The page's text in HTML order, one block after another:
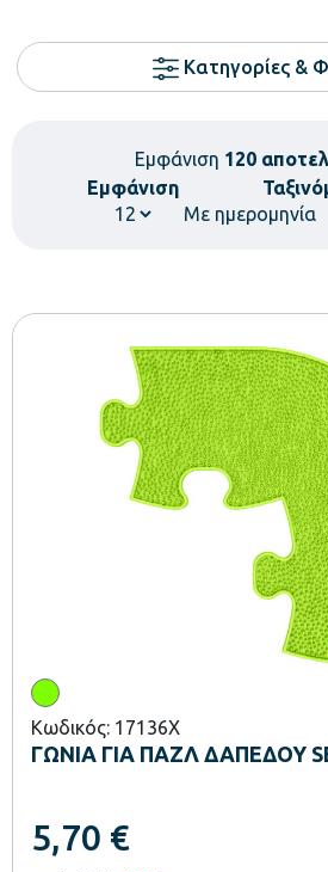
Κατηγορίες &
Εμφάνιση 120
Εμφάνιση
Κωδικός: 17136X
ΓΩΝΙΑ ΓΙΑ ΠΑΖΛ ΔΑΠΕΔΟΥ
5,70 €